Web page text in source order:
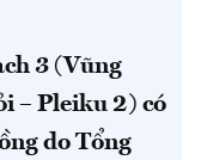
3 (Vũng
– Pleiku 2) có
do Tổng